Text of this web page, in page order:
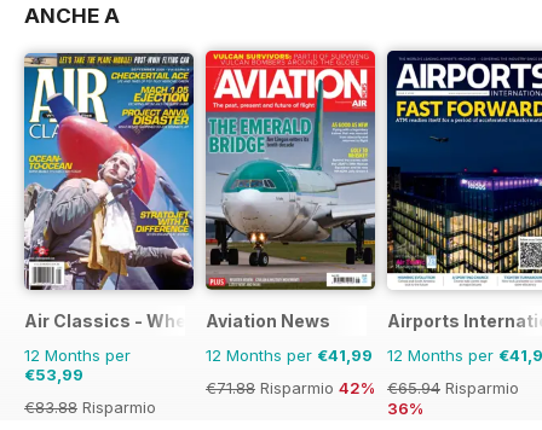
ANCHE A
Air Classics - Where History Flies
12 Months per
€53,99
€83.88 Risparmio
Aviation News
12 Months per €41,99
€71.88 Risparmio 42%
Airports
12 Months per
€65.94 Risparmio
36%